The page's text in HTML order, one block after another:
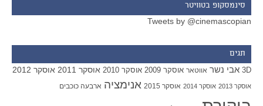
סינמסקופ בטוויטר
Tweets by @cinemascopian
תגים
3D אבי נשר אווטאר אוסקר 2009 אוסקר 2010 אוסקר 2011 אוסקר 2012
אוסקר 2013 אוסקר 2014 אוסקר 2015 אנימציה ארבעה כוכבים